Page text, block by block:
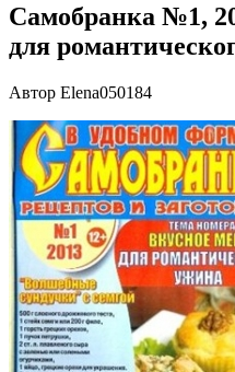
Самобранка №1,
для
Автор Elena050184